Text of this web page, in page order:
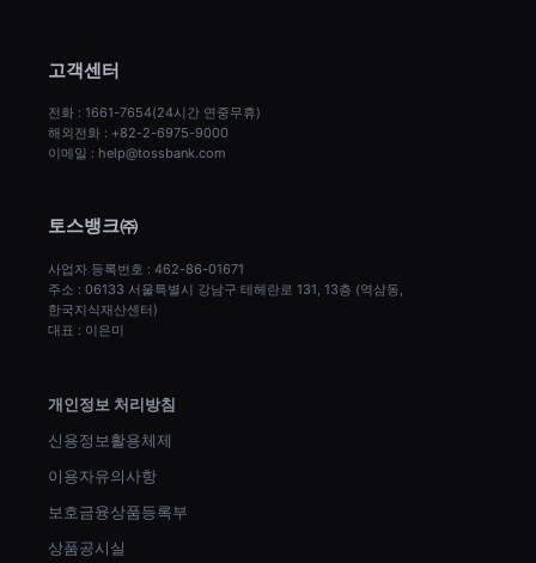
고객센터
전화 : 1661-7654(24시간 연중무휴)
해외전화 : +82-2-6975-9000
이메일 : help@tossbank.com
토스뱅크㈜
사업자 등록번호 : 462-86-01671
주소 : 06133 서울특별시 강남구 테헤란로 131, 13층 (역삼동,
한국지식재산센터)
대표 : 이은미
개인정보 처리방침
신용정보활용체제
이용자유의사항
보호금융상품등록부
상품공시실